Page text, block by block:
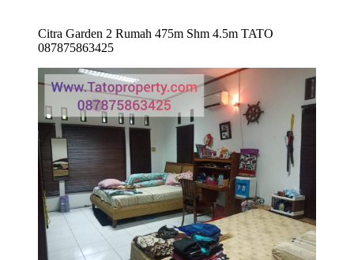
Citra Garden 2 Rumah 475m Shm 4.5m TATO
087875863425